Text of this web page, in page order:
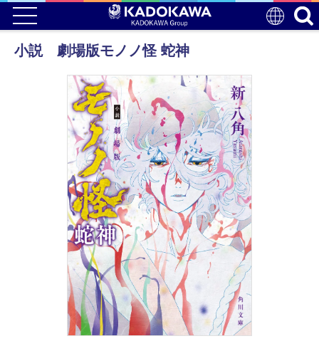
小説 劇場版モノノ怪 蛇神